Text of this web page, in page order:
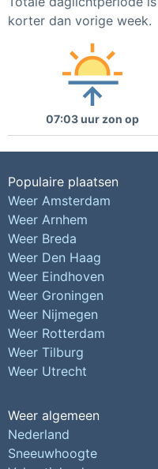
korter dan vorige week.
07:03 uur zon op
Populaire plaatsen
Weer Amsterdam
Weer Arnhem
Weer Breda
Weer Den Haag
Weer Eindhoven
Weer Groningen
Weer Nijmegen
Weer Rotterdam
Weer Tilburg
Weer Utrecht
Weer algemeen
Nederland
Sneeuwhoogte